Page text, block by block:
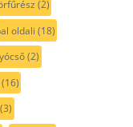
(2)
oldali (18)
(2)
(3)